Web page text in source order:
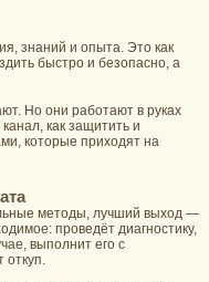
знаний и опыта. Это как
быстро и безопасно, а
Но они работают в руках
как защитить и
которые приходят на
методы, лучший выход —
проведёт диагностику,
выполнит его с
откуп.